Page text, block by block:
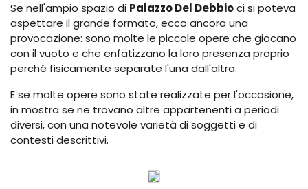
Se nell'ampio spazio di Palazzo Del Debbioci si poteva
aspettare il grande formato, ecco ancora una
provocazione: sono molte le piccole opere che giocano
con il vuoto e che enfatizzano la loro presenza proprio
perché fisicamente separate l'una dall'altra.
E se molte opere sono state realizzate per l'occasione,
in mostra se ne trovano altre appartenenti a periodi
diversi, con una notevole varietà di soggetti e di
contesti descrittivi.